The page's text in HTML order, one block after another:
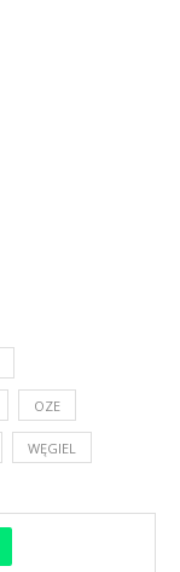
OZE
WĘGIEL